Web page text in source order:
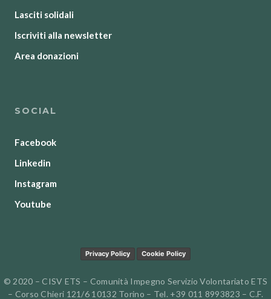
Lasciti solidali
Iscriviti alla newsletter
Area donazioni
SOCIAL
Facebook
Linkedin
Instagram
Youtube
Privacy Policy Cookie Policy
© 2020 – CISV ETS – Comunità Impegno Servizio Volontariato ETS
– Corso Chieri 121/6 10132 Torino – Tel. +39 011 8993823 – C.F.